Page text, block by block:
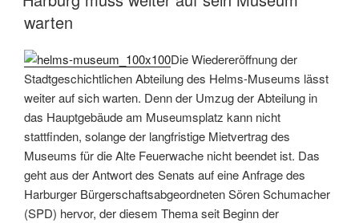
Gast
in
Harburg“
warten
Die Wiedereröffnung der
Stadtgeschichtlichen Abteilung des Helms-Museums lässt
weiter auf sich warten. Denn der Umzug der Abteilung in
das Hauptgebäude am Museumsplatz kann nicht
stattfinden, solange der langfristige Mietvertrag des
Museums für die Alte Feuerwache nicht beendet ist. Das
geht aus der Antwort des Senats auf eine Anfrage des
Harburger Bürgerschaftsabgeordneten Sören Schumacher
(SPD) hervor, der diesem Thema seit Beginn der